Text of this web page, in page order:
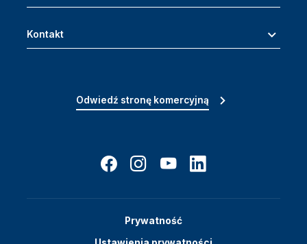
Kontakt
Odwiedź stronę komercyjną
Prywatność